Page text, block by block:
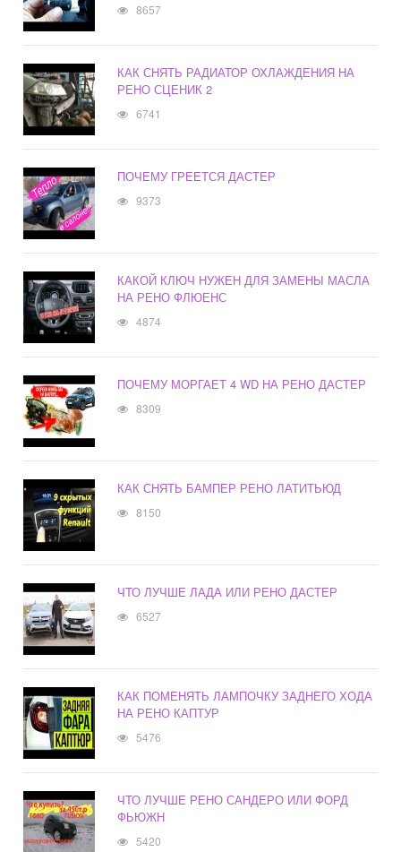
8657
КАК СНЯТЬ РАДИАТОР ОХЛАЖДЕНИЯ НА
РЕНО СЦЕНИК 2
6741
ПОЧЕМУ ГРЕЕТСЯ ДАСТЕР
9373
КАКОЙ КЛЮЧ НУЖЕН ДЛЯ ЗАМЕНЫ МАСЛА
НА РЕНО ФЛЮЕНС
4874
ПОЧЕМУ МОРГАЕТ 4 WD НА РЕНО ДАСТЕР
8309
КАК СНЯТЬ БАМПЕР РЕНО ЛАТИТЬЮД
8150
ЧТО ЛУЧШЕ ЛАДА ИЛИ РЕНО ДАСТЕР
6527
КАК ПОМЕНЯТЬ ЛАМПОЧКУ ЗАДНЕГО ХОДА
НА РЕНО КАПТУР
5476
ЧТО ЛУЧШЕ РЕНО САНДЕРО ИЛИ ФОРД
ФЬЮЖН
5420